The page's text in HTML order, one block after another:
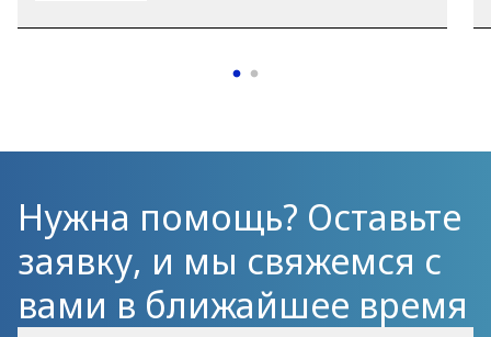
задействованы приемы использования
Нужна помощь? Оставьте
заявку, и мы свяжемся с
вами в ближайшее время